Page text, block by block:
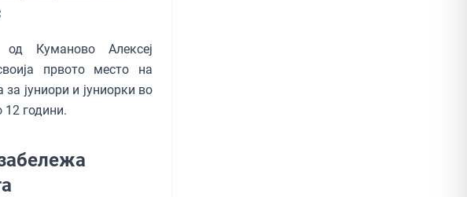
Куманово Алексеј
првото место на
јуниори и јуниорки во
12 години.